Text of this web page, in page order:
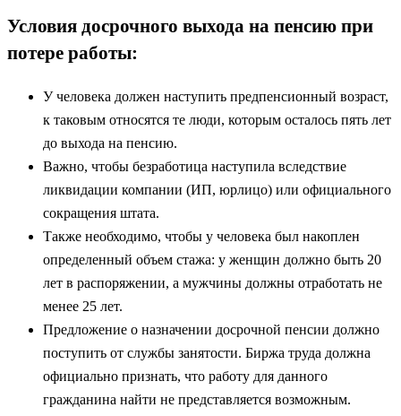
Условия досрочного выхода на пенсию при
потере работы:
У человека должен наступить предпенсионный возраст,
к таковым относятся те люди, которым осталось пять лет
до выхода на пенсию.
Важно, чтобы безработица наступила вследствие
ликвидации компании (ИП, юрлицо) или официального
сокращения штата.
Также необходимо, чтобы у человека был накоплен
определенный объем стажа: у женщин должно быть 20
лет в распоряжении, а мужчины должны отработать не
менее 25 лет.
Предложение о назначении досрочной пенсии должно
поступить от службы занятости. Биржа труда должна
официально признать, что работу для данного
гражданина найти не представляется возможным.